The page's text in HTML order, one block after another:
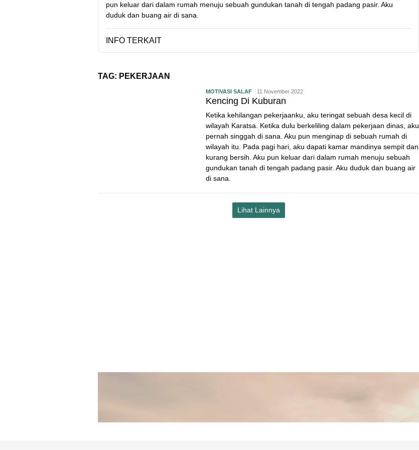
pun keluar dari dalam rumah menuju sebuah gundukan tanah di tengah padang pasir. Aku
duduk dan buang air di sana.
INFO TERKAIT
TAG: PEKERJAAN
MOTIVASI SALAF 11 November 2022
Kencing Di Kuburan
Ketika kehilangan pekerjaanku, aku teringat sebuah desa kecil di
wilayah Karatsa. Ketika dulu berkeliling dalam pekerjaan dinas, aku
pernah singgah di sana. Aku pun menginap di sebuah rumah di
wilayah itu. Pada pagi hari, aku dapati kamar mandinya sempit dan
kurang bersih. Aku pun keluar dari dalam rumah menuju sebuah
gundukan tanah di tengah padang pasir. Aku duduk dan buang air
di sana.
Lihat Lainnya